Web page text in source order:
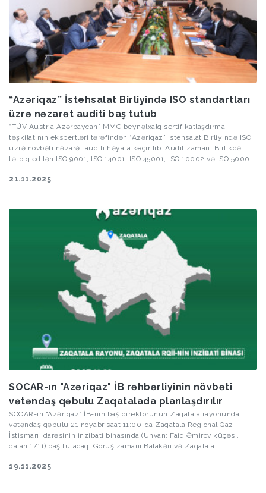
“Azəriqaz” İstehsalat Birliyində ISO standartları
üzrə nəzarət auditi baş tutub
“TÜV Austria Azərbaycan” MMC beynəlxalq sertifikatlaşdırma
təşkilatının ekspertləri tərəfindən “Azəriqaz” İstehsalat Birliyində ISO
üzrə növbəti nəzarət auditi həyata keçirilib. Audit zamanı Birlikdə
tətbiq edilən ISO 9001, ISO 14001, ISO 45001, ISO 10002 və ISO 50001
təkmilləşdirilməsi mexanizmləri üzrə məlumatlar təqdim olunub.
21.11.2025
SOCAR-ın "Azəriqaz" İB rəhbərliyinin növbəti
vətəndaş qəbulu Zaqatalada planlaşdırılır
SOCAR-ın “Azəriqaz” İB-nin baş direktorunun Zaqatala rayonunda
vətəndaş qəbulu 21 noyabr saat 11:00-da Zaqatala Regional Qaz
İstismarı İdarəsinin inzibati binasında (Ünvan: Faiq Əmirov küçəsi,
dalan 1/11) baş tutacaq. Görüş zamanı Balakən və Zaqatala
19.11.2025